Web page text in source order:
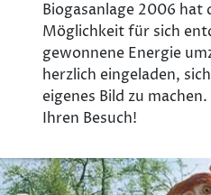
Biogasanlage 2006 hat
Möglichkeit für sich
gewonnene Energie
herzlich eingeladen,
eigenes Bild zu
Ihren Besuch!